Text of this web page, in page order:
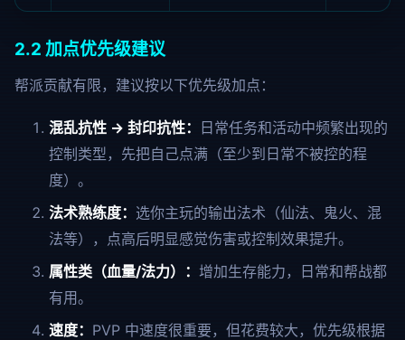
2.2 加点优先级建议
帮派贡献有限，建议按以下优先级加点：
混乱抗性 → 封印抗性：
日常任务和活动中频繁出现的
控制类型，先把自己点满（至少到日常不被控的程
度）。
法术熟练度： 选你主玩的输出法术（仙法、鬼火、混
法等），点高后明显感觉伤害或控制效果提升。
属性类（血量/法力）： 增加生存能力，日常和帮战都
有用。
速度： PVP 中速度很重要，但花费较大，优先级根据